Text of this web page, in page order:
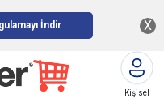
İndir X
Kişisel